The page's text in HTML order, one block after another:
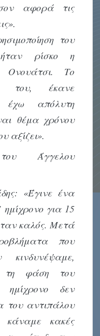
αφορά τις
του
ρίσκο η
Ονουάτσι. Το
του, έκανε
έχω απόλυτη
θέμα χρόνου
αξίζει».
Άγγελου
«Έγινε ένα
ημίχρονο για 15
καλός. Μετά
που
κινδυνέψαμε,
τη φάση του
δεν
του αντιπάλου
κάναμε κακές